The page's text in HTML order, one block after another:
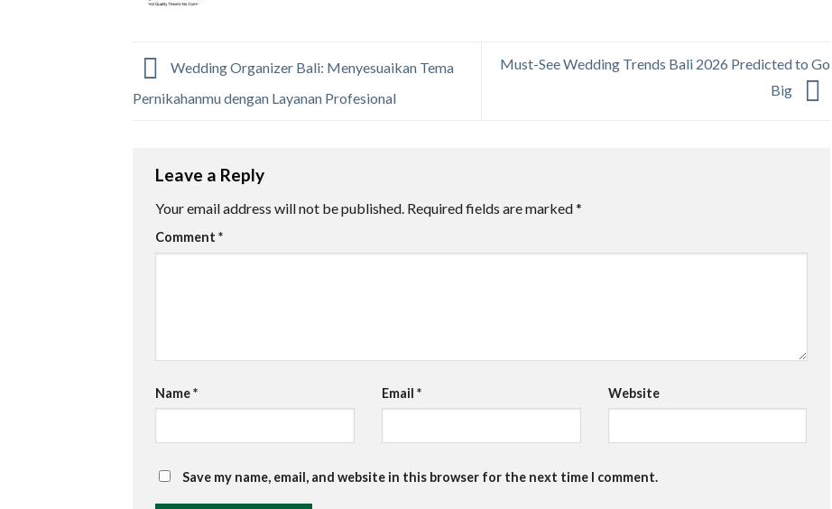
Wedding Organizer Bali: Menyesuaikan Tema
Pernikahanmu dengan Layanan Profesional
Must-See Wedding Trends Bali 2026 Predicted to Go
Big
Leave a Reply
Your email address will not be published. Required fields are marked*
Comment *
Name* Email * Website
Save my name, email, and website in this browser for the next time I comment.